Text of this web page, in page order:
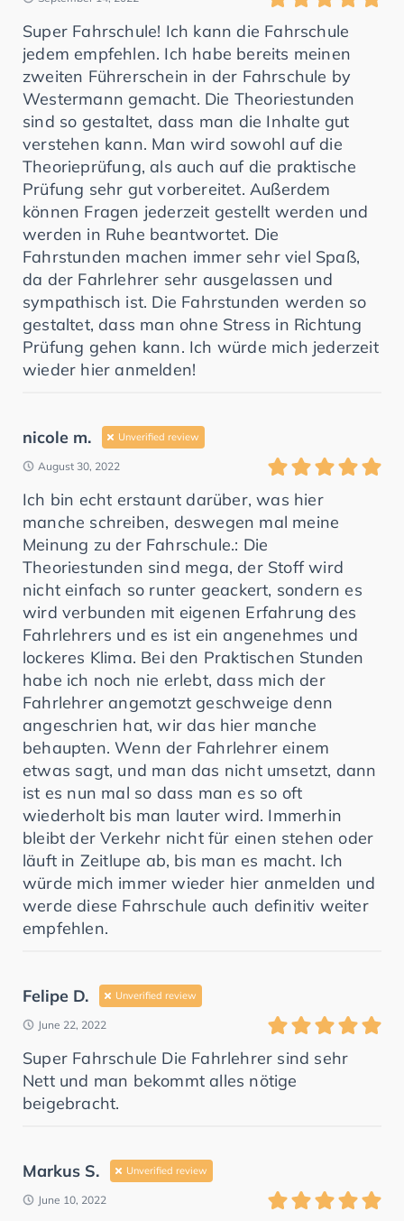
Super Fahrschule! Ich kann die Fahrschule
jedem empfehlen. Ich habe bereits meinen
zweiten Führerschein in der Fahrschule by
Westermann gemacht. Die Theoriestunden
sind so gestaltet, dass man die Inhalte gut
verstehen kann. Man wird sowohl auf die
Theorieprüfung, als auch auf die praktische
Prüfung sehr gut vorbereitet. Außerdem
können Fragen jederzeit gestellt werden und
werden in Ruhe beantwortet. Die
Fahrstunden machen immer sehr viel Spaß,
da der Fahrlehrer sehr ausgelassen und
sympathisch ist. Die Fahrstunden werden so
gestaltet, dass man ohne Stress in Richtung
Prüfung gehen kann. Ich würde mich jederzeit
wieder hier anmelden!
nicole m. Unverified review
August 30, 2022
Ich bin echt erstaunt darüber, was hier
manche schreiben, deswegen mal meine
Meinung zu der Fahrschule.: Die
Theoriestunden sind mega, der Stoff wird
nicht einfach so runter geackert, sondern es
wird verbunden mit eigenen Erfahrung des
Fahrlehrers und es ist ein angenehmes und
lockeres Klima. Bei den Praktischen Stunden
habe ich noch nie erlebt, dass mich der
Fahrlehrer angemotzt geschweige denn
angeschrien hat, wir das hier manche
behaupten. Wenn der Fahrlehrer einem
etwas sagt, und man das nicht umsetzt, dann
ist es nun mal so dass man es so oft
wiederholt bis man lauter wird. Immerhin
bleibt der Verkehr nicht für einen stehen oder
läuft in Zeitlupe ab, bis man es macht. Ich
würde mich immer wieder hier anmelden und
werde diese Fahrschule auch definitiv weiter
empfehlen.
Felipe D. Unverified review
June 22, 2022
Super Fahrschule Die Fahrlehrer sind sehr
Nett und man bekommt alles nötige
beigebracht.
Markus S. Unverified review
June 10, 2022